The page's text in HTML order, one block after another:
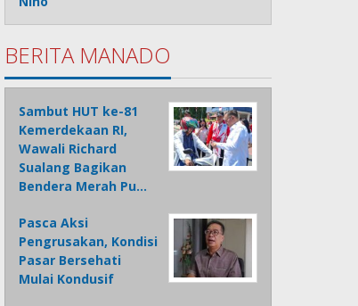
BERITA MANADO
Sambut HUT ke-81
Kemerdekaan RI,
Wawali Richard
Sualang Bagikan
Bendera Merah Pu…
Pasca Aksi
Pengrusakan, Kondisi
Pasar Bersehati
Mulai Kondusif